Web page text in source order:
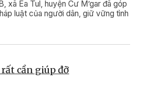
xã Ea Tul, huyện Cư M’gar đã góp
luật của người dân, giữ vững tình
cần giúp đỡ